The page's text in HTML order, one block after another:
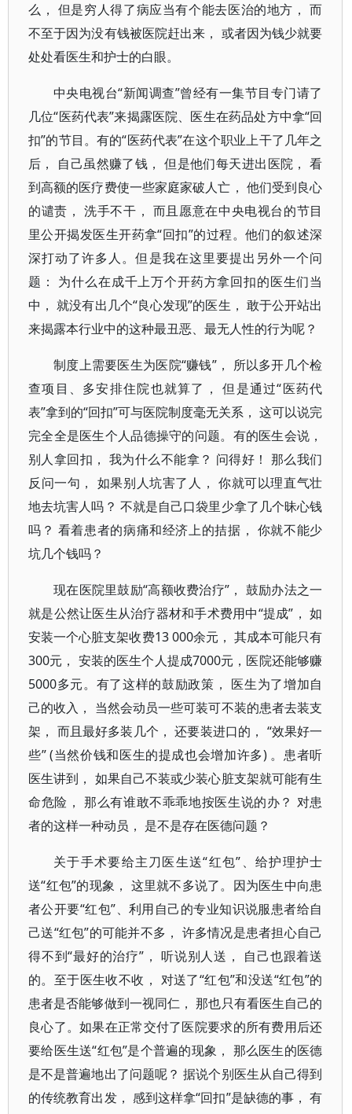
么， 但是穷人得了病应当有个能去医治的地方， 而
不至于因为没有钱被医院赶出来， 或者因为钱少就要
处处看医生和护士的白眼。
中央电视台“新闻调查”曾经有一集节目专门请了
几位“医药代表”来揭露医院、医生在药品处方中拿“回
扣”的节目。有的“医药代表”在这个职业上干了几年之
后， 自己虽然赚了钱， 但是他们每天进出医院， 看
到高额的医疗费使一些家庭家破人亡， 他们受到良心
的谴责， 洗手不干， 而且愿意在中央电视台的节目
里公开揭发医生开药拿“回扣”的过程。他们的叙述深
深打动了许多人。但是我在这里要提出另外一个问
题： 为什么在成千上万个开药方拿回扣的医生们当
中， 就没有出几个“良心发现”的医生， 敢于公开站出
来揭露本行业中的这种最丑恶、最无人性的行为呢？
制度上需要医生为医院“赚钱”， 所以多开几个检
查项目、多安排住院也就算了， 但是通过“医药代
表”拿到的“回扣”可与医院制度毫无关系， 这可以说完
完全全是医生个人品德操守的问题。有的医生会说，
别人拿回扣， 我为什么不能拿？ 问得好！ 那么我们
反问一句， 如果别人坑害了人， 你就可以理直气壮
地去坑害人吗？ 不就是自己口袋里少拿了几个昧心钱
吗？ 看着患者的病痛和经济上的拮据， 你就不能少
坑几个钱吗？
现在医院里鼓励“高额收费治疗”， 鼓励办法之一
就是公然让医生从治疗器材和手术费用中“提成”， 如
安装一个心脏支架收费13 000余元， 其成本可能只有
300元， 安装的医生个人提成7000元，医院还能够赚
5000多元。有了这样的鼓励政策， 医生为了增加自
己的收入， 当然会动员一些可装可不装的患者去装支
架， 而且最好多装几个， 还要装进口的， “效果好一
些” (当然价钱和医生的提成也会增加许多) 。患者听
医生讲到， 如果自己不装或少装心脏支架就可能有生
命危险， 那么有谁敢不乖乖地按医生说的办？ 对患
者的这样一种动员， 是不是存在医德问题？
关于手术要给主刀医生送“红包”、给护理护士
送“红包”的现象， 这里就不多说了。因为医生中向患
者公开要“红包”、利用自己的专业知识说服患者给自
己送“红包”的可能并不多， 许多情况是患者担心自己
得不到“最好的治疗”， 听说别人送， 自己也跟着送
的。至于医生收不收， 对送了“红包”和没送“红包”的
患者是否能够做到一视同仁， 那也只有看医生自己的
良心了。如果在正常交付了医院要求的所有费用后还
要给医生送“红包”是个普遍的现象， 那么医生的医德
是不是普遍地出了问题呢？ 据说个别医生从自己得到
的传统教育出发， 感到这样拿“回扣”是缺德的事， 有